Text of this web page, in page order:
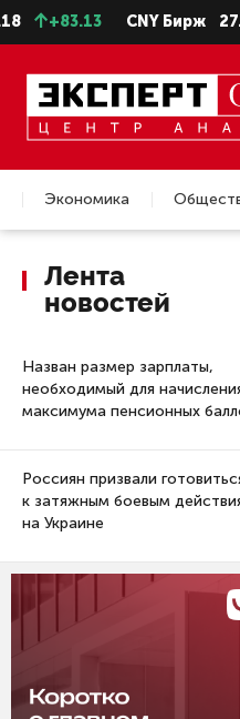
CNY Бирж 27.59 +-
Экономика
Недвижимость
Лента
новостей
Назван размер зарплаты,
необходимый для
максимума пенсионных
Россиян призвали
к затяжным боевым
на Украине